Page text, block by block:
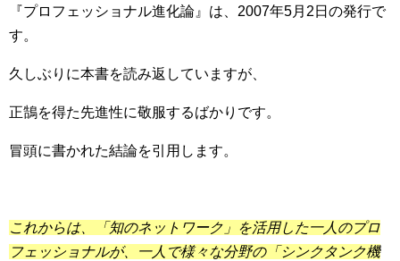
『プロフェッショナル進化論』は、2007年5月2日の発行で
す。
久しぶりに本書を読み返していますが、
正鵠を得た先進性に敬服するばかりです。
冒頭に書かれた結論を引用します。
これからは、「知のネットワーク」を活用した一人のプロ
フェッショナルが、一人で様々な分野の「シンクタンク機